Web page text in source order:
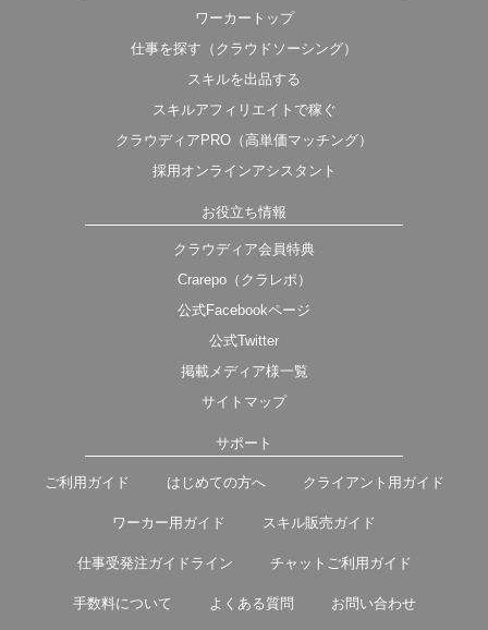
ワーカートップ
仕事を探す（クラウドソーシング）
スキルを出品する
スキルアフィリエイトで稼ぐ
クラウディアPRO（高単価マッチング）
採用オンラインアシスタント
お役立ち情報
クラウディア会員特典
Crarepo（クラレポ）
公式Facebookページ
公式Twitter
掲載メディア様一覧
サイトマップ
サポート
ご利用ガイド はじめての方へ クライアント用ガイド
ワーカー用ガイド スキル販売ガイド
仕事受発注ガイドライン チャットご利用ガイド
手数料について よくある質問 お問い合わせ